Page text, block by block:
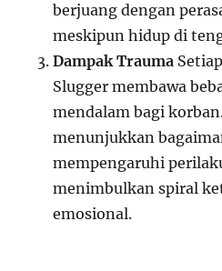
berjuang dengan
meskipun hidup di
Dampak Trauma
Slugger membawa
mendalam bagi
menunjukkan
mempengaruhi
menimbulkan spiral
emosional.